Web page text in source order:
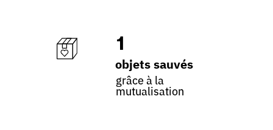
1
objets sauvés
grâce à la
mutualisation